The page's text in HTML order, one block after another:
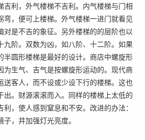
吉利，外气楼梯不吉利。内气楼梯与门相
弯，便可上楼梯。外气楼梯一进门就看见
对是不吉的象征。另外楼梯的的层阶也以
九阶。双数为凶，如八阶、十二阶。如果
半圆形楼梯是最好的设计。商店中螺旋形
为生气、吉气是按螺旋形运动的。现代商
送客人，而不设或少设下行的楼梯。这也
出。财源滚滚而入。同样的楼梯上太低的
，使人感到窒息和不安。改进的办法：
，并加强灯光亮度。